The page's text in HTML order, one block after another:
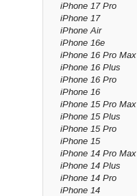
iPhone 17 Pro
iPhone 17
iPhone Air
iPhone 16e
iPhone 16 Pro Max
iPhone 16 Plus
iPhone 16 Pro
iPhone 16
iPhone 15 Pro Max
iPhone 15 Plus
iPhone 15 Pro
iPhone 15
iPhone 14 Pro Max
iPhone 14 Plus
iPhone 14 Pro
iPhone 14